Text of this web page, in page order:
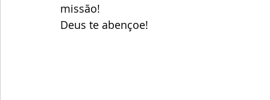
missão!
Deus te abençoe!